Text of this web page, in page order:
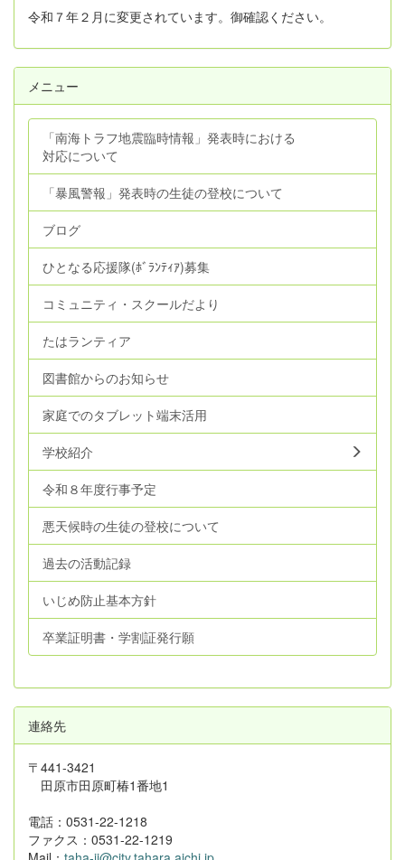
令和７年２月に変更されています。御確認ください。
メニュー
「南海トラフ地震臨時情報」発表時における
対応について
「暴風警報」発表時の生徒の登校について
ブログ
ひとなる応援隊(ﾎﾞﾗﾝﾃｨｱ)募集
コミュニティ・スクールだより
たはランティア
図書館からのお知らせ
家庭でのタブレット端末活用
学校紹介
令和８年度行事予定
悪天候時の生徒の登校について
過去の活動記録
いじめ防止基本方針
卒業証明書・学割証発行願
連絡先
〒441-3421
田原市田原町椿1番地1
電話：0531-22-1218
ファクス：0531-22-1219